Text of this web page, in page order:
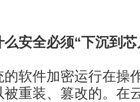
么安全必须“下沉到
的软件加密运行在操
被重装、篡改的。在